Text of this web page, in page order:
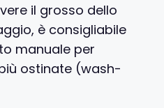
il grosso dello
è consigliabile
manuale per
ostinate (wash-